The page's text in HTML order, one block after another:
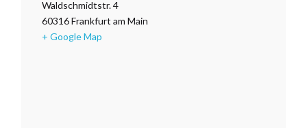
Waldschmidtstr. 4
60316Frankfurt am Main
+ Google Map